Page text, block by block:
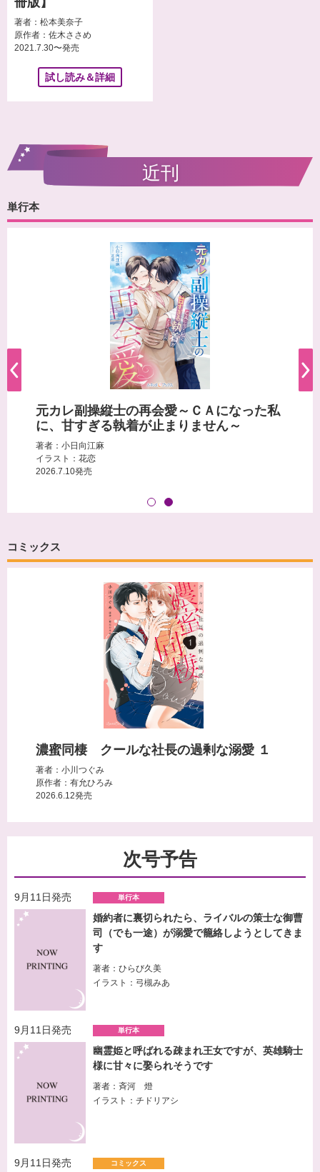
著者：松本美奈子
原作者：佐木ささめ
2021.7.30〜発売
試し読み＆詳細
単行本
元カレ副操縦士の再会愛～ＣＡになった私
に、甘すぎる執着が止まりません～
著者：小日向江麻
イラスト：花恋
2026.7.10発売
コミックス
濃蜜同棲 クールな社長の過剰な溺愛 １
著者：小川つぐみ
原作者：有允ひろみ
2026.6.12発売
次号予告
9月11日発売 単行本
婚約者に裏切られたら、ライバルの策士な御曹
司（でも一途）が溺愛で籠絡しようとしてきま
す
著者：ひらび久美
イラスト：弓槻みあ
9月11日発売 単行本
幽霊姫と呼ばれる疎まれ王女ですが、英雄騎士
様に甘々に娶られそうです
著者：斉河 燈
イラスト：チドリアシ
9月11日発売 コミックス